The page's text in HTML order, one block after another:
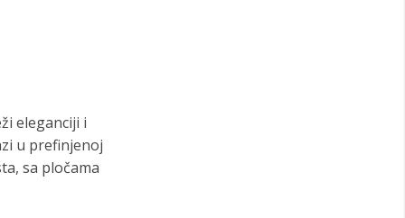
eleganciji i
u prefinjenoj
sa pločama